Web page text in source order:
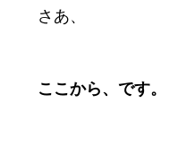
さあ、
ここから、です。